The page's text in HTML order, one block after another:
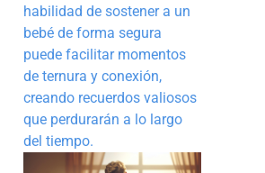
habilidad de sostener a un
bebé de forma segura
puede facilitar momentos
de ternura y conexión,
creando recuerdos valiosos
que perdurarán a lo largo
del tiempo.